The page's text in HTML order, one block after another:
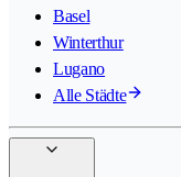
Basel
Winterthur
Lugano
Alle Städte